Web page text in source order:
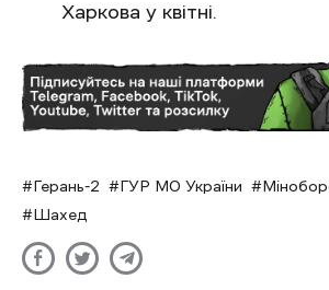
Харкова у квітні.
Герань-2 ГУР МО України
Шахед